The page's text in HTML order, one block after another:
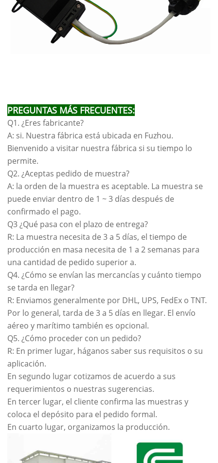
PREGUNTAS MÁS FRECUENTES:
Q1. ¿Eres fabricante?
A: si. Nuestra fábrica está ubicada en Fuzhou.
Bienvenido a visitar nuestra fábrica si su tiempo lo
permite.
Q2. ¿Aceptas pedido de muestra?
A: la orden de la muestra es aceptable. La muestra se
puede enviar dentro de 1 ~ 3 días después de
confirmado el pago.
Q3 ¿Qué pasa con el plazo de entrega?
R: La muestra necesita de 3 a 5 días, el tiempo de
producción en masa necesita de 1 a 2 semanas para
una cantidad de pedido superior a.
Q4. ¿Cómo se envían las mercancías y cuánto tiempo
se tarda en llegar?
R: Enviamos generalmente por DHL, UPS, FedEx o TNT.
Por lo general, tarda de 3 a 5 días en llegar. El envío
aéreo y marítimo también es opcional.
Q5. ¿Cómo proceder con un pedido?
R: En primer lugar, háganos saber sus requisitos o su
aplicación.
En segundo lugar cotizamos de acuerdo a sus
requerimientos o nuestras sugerencias.
En tercer lugar, el cliente confirma las muestras y
coloca el depósito para el pedido formal.
En cuarto lugar, organizamos la producción.